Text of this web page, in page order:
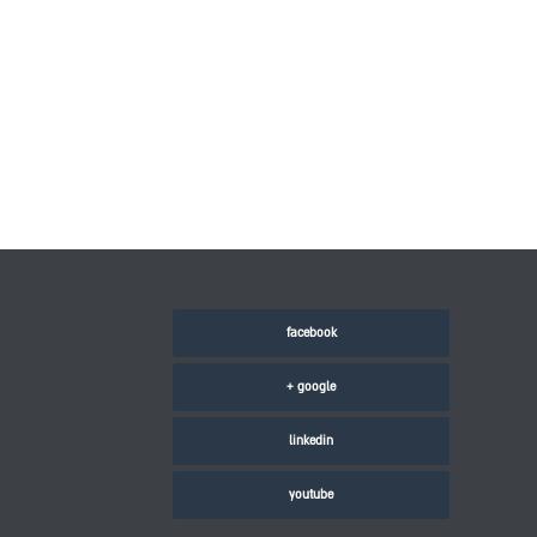
facebook
google +
linkedin
youtube